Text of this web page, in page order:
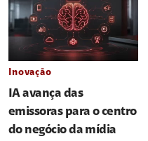
Inovação
IA avança das
emissoras para o centro
do negócio da mídia